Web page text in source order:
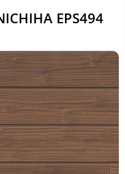
EPS494